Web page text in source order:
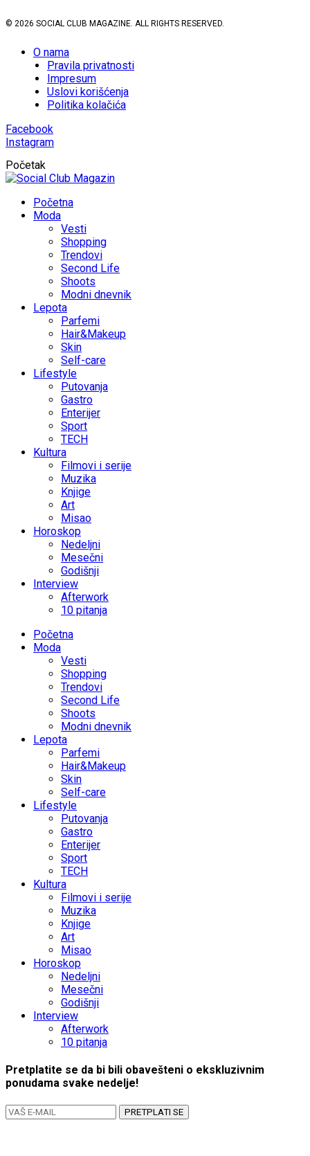
© 2026 SOCIAL CLUB MAGAZINE. ALL RIGHTS RESERVED.
O nama
Pravila privatnosti
Impresum
Uslovi korišćenja
Politika kolačića
Facebook
Instagram
Početak
Početna
Moda
Vesti
Shopping
Trendovi
Second Life
Shoots
Modni dnevnik
Lepota
Parfemi
Hair&Makeup
Skin
Self-care
Lifestyle
Putovanja
Gastro
Enterijer
Sport
TECH
Kultura
Filmovi i serije
Muzika
Knjige
Art
Misao
Horoskop
Nedeljni
Mesečni
Godišnji
Interview
Afterwork
10 pitanja
Početna
Moda
Vesti
Shopping
Trendovi
Second Life
Shoots
Modni dnevnik
Lepota
Parfemi
Hair&Makeup
Skin
Self-care
Lifestyle
Putovanja
Gastro
Enterijer
Sport
TECH
Kultura
Filmovi i serije
Muzika
Knjige
Art
Misao
Horoskop
Nedeljni
Mesečni
Godišnji
Interview
Afterwork
10 pitanja
Pretplatite se da bi bili obavešteni o ekskluzivnim
ponudama svake nedelje!
PRETPLATI SE